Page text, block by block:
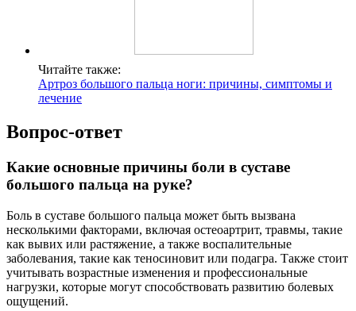
Читайте также:
Артроз большого пальца ноги: причины, симптомы и
лечение
Вопрос-ответ
Какие основные причины боли в суставе
большого пальца на руке?
Боль в суставе большого пальца может быть вызвана
несколькими факторами, включая остеоартрит, травмы, такие
как вывих или растяжение, а также воспалительные
заболевания, такие как теносиновит или подагра. Также стоит
учитывать возрастные изменения и профессиональные
нагрузки, которые могут способствовать развитию болевых
ощущений.